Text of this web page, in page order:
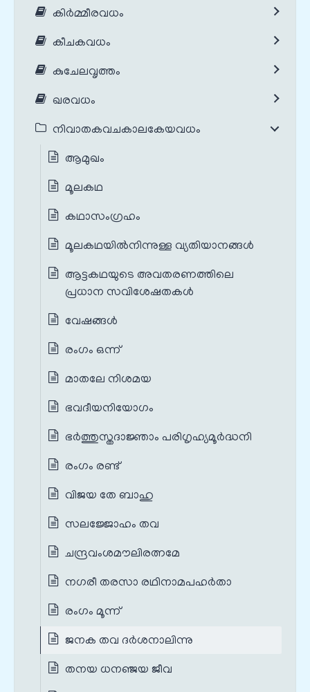
കിർമ്മീരവധം
കീചകവധം
കുചേലവൃത്തം
ഖരവധം
നിവാതകവചകാലകേയവധം
ആമുഖം
മൂലകഥ
കഥാസംഗ്രഹം
മൂലകഥയില്‍നിന്നുള്ള വ്യതിയാനങ്ങൾ‍
ആട്ടകഥയുടെ അവതരണത്തിലെ
പ്രധാന സവിശേഷതകൾ‍
വേഷങ്ങൾ
രംഗം ഒന്ന്
മാതലേ നിശമയ
ഭവദീയനിയോഗം
ഭർത്തുസ്തദാജ്ഞാം പരിഗൃഹ്യമൂർദ്ധനി
രംഗം രണ്ട്
വിജയ തേ ബാഹു
സലജ്ജോഹം തവ
ചന്ദ്രവംശമൗലിരത്നമേ
നഗരീ തരസാ രഥിനാമപഹര്‍താ
രംഗം മൂന്ന്
ജനക തവ ദർശനാലിന്നു
തനയ ധനഞ്ജയ ജീവ